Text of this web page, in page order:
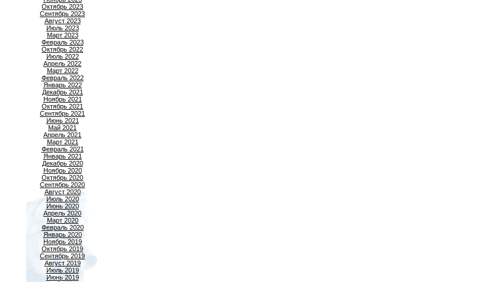
Октябрь 2023
Сентябрь 2023
Август 2023
Июль 2023
Март 2023
Февраль 2023
Октябрь 2022
Июль 2022
Апрель 2022
Март 2022
Февраль 2022
Январь 2022
Декабрь 2021
Ноябрь 2021
Октябрь 2021
Сентябрь 2021
Июнь 2021
Май 2021
Апрель 2021
Март 2021
Февраль 2021
Январь 2021
Декабрь 2020
Ноябрь 2020
Октябрь 2020
Сентябрь 2020
Август 2020
Июль 2020
Июнь 2020
Апрель 2020
Март 2020
Февраль 2020
Январь 2020
Ноябрь 2019
Октябрь 2019
Сентябрь 2019
Август 2019
Июль 2019
Июнь 2019